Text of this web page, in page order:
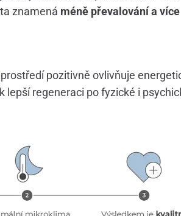
znamená méně převalování a více
pozitivně ovlivňuje
lepší regeneraci po fyzické i